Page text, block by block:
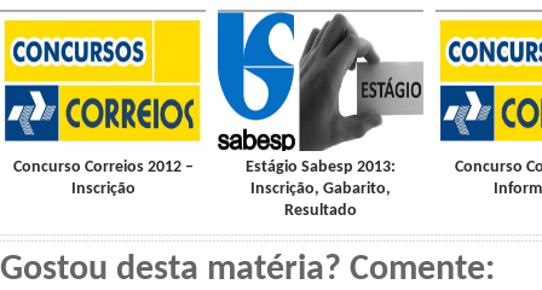
Concurso Correios 2012 –
Inscrição
Estágio Sabesp 2013:
Inscrição, Gabarito,
Resultado
Concurso
Gostou desta matéria? Comente: